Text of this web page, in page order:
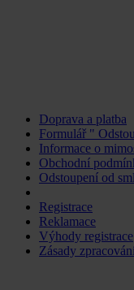
Doprava a platba
Formulář "
Informace o
Obchodní
Odstoupení od
Registrace
Reklamace
Výhody registrace
Zásady